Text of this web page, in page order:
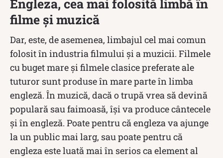
Engleza, cea mai folosită limbă în
filme și muzică
Dar, este, de asemenea, limbajul cel mai comun
folosit în industria filmului și a muzicii. Filmele
cu buget mare și filmele clasice preferate ale
tuturor sunt produse în mare parte în limba
engleză. În muzică, dacă o trupă vrea să devină
populară sau faimoasă, își va produce cântecele
și în engleză. Poate pentru că engleza va ajunge
la un public mai larg, sau poate pentru că
engleza este luată mai în serios ca element al